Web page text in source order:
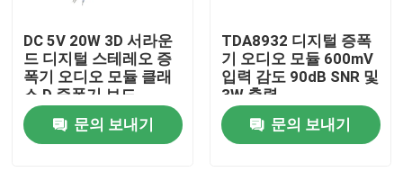
DC 5V 20W 3D 서라운
드 디지털 스테레오 증
폭기 오디오 모듈 클래
스 D 증폭기 보드
문의 보내기
TDA8932 디지털 증폭
기 오디오 모듈 600mV
입력 감도 90dB SNR 및
3W 출력
문의 보내기